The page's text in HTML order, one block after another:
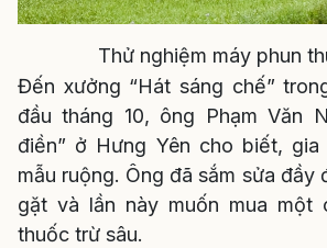
Thử nghiệm máy phun
Đến xưởng “Hát sáng chế”
đầu tháng 10, ông Phạm Văn
điền” ở Hưng Yên cho biết,
mẫu ruộng. Ông đã sắm sửa đầy
gặt và lần này muốn mua một
thuốc trừ sâu.